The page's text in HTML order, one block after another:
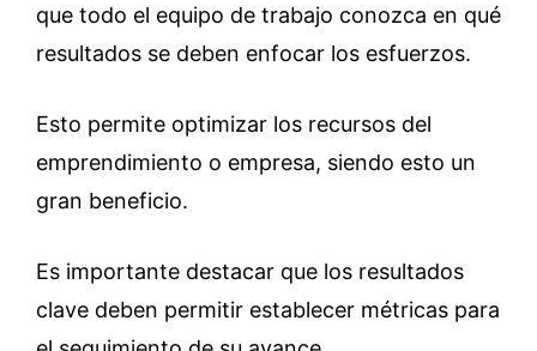
que todo el equipo de trabajo conozca en qué
resultados se deben enfocar los esfuerzos.
Esto permite optimizar los recursos del
emprendimiento o empresa, siendo esto un
gran beneficio.
Es importante destacar que los resultados
clave deben permitir establecer métricas para